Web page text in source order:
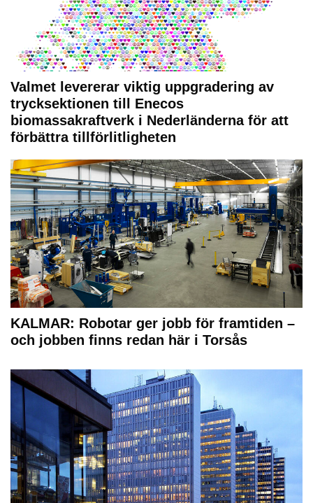
Valmet levererar viktig uppgradering av
trycksektionen till Enecos
biomassakraftverk i Nederländerna för att
förbättra tillförlitligheten
KALMAR: Robotar ger jobb för framtiden –
och jobben finns redan här i Torsås